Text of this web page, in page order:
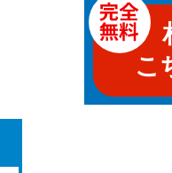
こ